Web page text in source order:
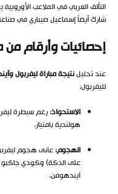
التألق العربي في الملاعب
شارك أيضاً إسماعيل صيباري في صناعة
إحصائيات وأرقام
عند تحليلنتيجة مباراة ليفربول
لليفربول:
الاستحواذ:رغم سيطرة
هولندية بامتياز.
الهجوم:عانى هجوم
على الدكة) وكودي
آيندهوفن.